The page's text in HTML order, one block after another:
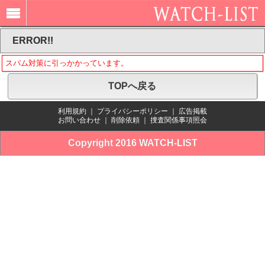
ERROR!!
スパム対策に引っかかっています。
TOPへ戻る
利用規約 プライバシーポリシー
広告掲載
お問い合わせ
削除依頼 捜査関係事項照会
Copyright 2016 WATCH-LIST